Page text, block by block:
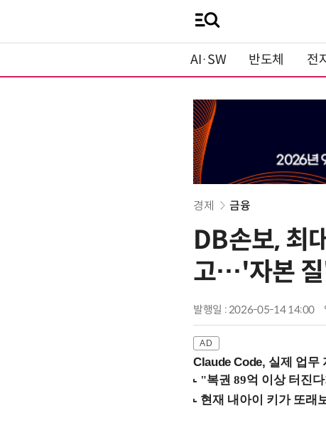
AI·SW 반도체 전
경제 금융
DB손보, 최
고…'자본
발행일 : 2026-05-14 14:00
Claude Code, 실제 업무